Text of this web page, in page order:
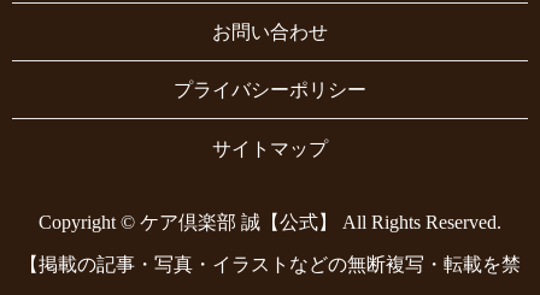
お問い合わせ
プライバシーポリシー
サイトマップ
Copyright © ケア倶楽部 誠【公式】 All Rights Reserved.
【掲載の記事・写真・イラストなどの無断複写・転載を禁